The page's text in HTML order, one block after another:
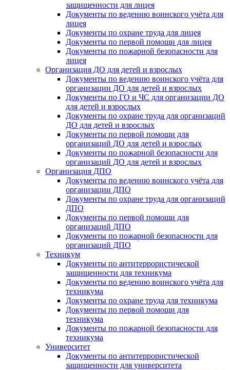
защищенности для лицея
Документы по ведению воинского учёта для
лицея
Документы по охране труда для лицея
Документы по первой помощи для лицея
Документы по пожарной безопасности для
лицея
Организация ДО для детей и взрослых
Документы по ведению воинского учёта для
организации ДО для детей и взрослых
Документы по ГО и ЧС для организации ДО
для детей и взрослых
Документы по охране труда для организаций
ДО для детей и взрослых
Документы по первой помощи для
организаций ДО для детей и взрослых
Документы по пожарной безопасности для
организаций ДО для детей и взрослых
Организация ДПО
Документы по ведению воинского учёта для
организации ДПО
Документы по охране труда для организаций
ДПО
Документы по первой помощи для
организаций ДПО
Документы по пожарной безопасности для
организаций ДПО
Техникум
Документы по антитеррористической
защищенности для техникума
Документы по ведению воинского учёта для
техникума
Документы по охране труда для техникума
Документы по первой помощи для
техникума
Документы по пожарной безопасности для
техникума
Университет
Документы по антитеррористической
защищенности для университета